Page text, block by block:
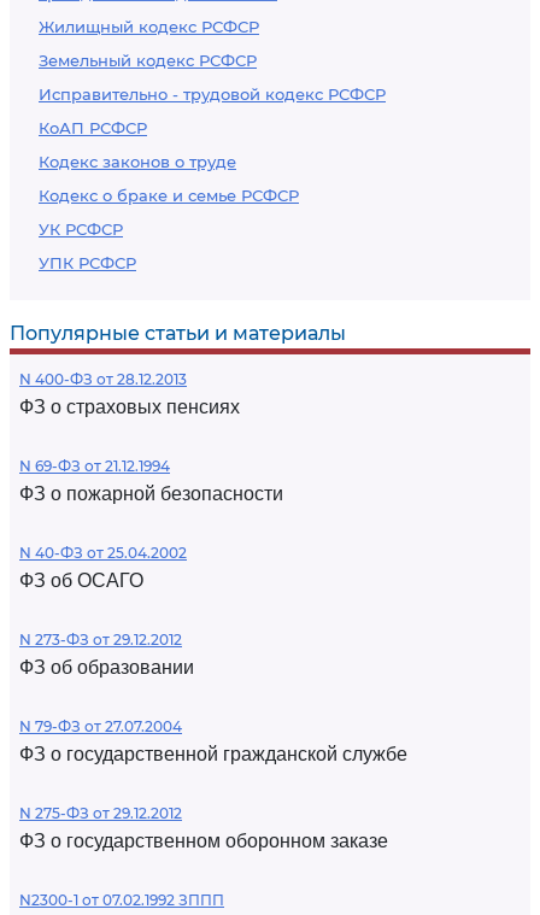
Жилищный кодекс РСФСР
Земельный кодекс РСФСР
Исправительно - трудовой кодекс РСФСР
КоАП РСФСР
Кодекс законов о труде
Кодекс о браке и семье РСФСР
УК РСФСР
УПК РСФСР
Популярные статьи и материалы
N 400-ФЗ от 28.12.2013
ФЗ о страховых пенсиях
N 69-ФЗ от 21.12.1994
ФЗ о пожарной безопасности
N 40-ФЗ от 25.04.2002
ФЗ об ОСАГО
N 273-ФЗ от 29.12.2012
ФЗ об образовании
N 79-ФЗ от 27.07.2004
ФЗ о государственной гражданской службе
N 275-ФЗ от 29.12.2012
ФЗ о государственном оборонном заказе
N2300-1 от 07.02.1992 ЗППП